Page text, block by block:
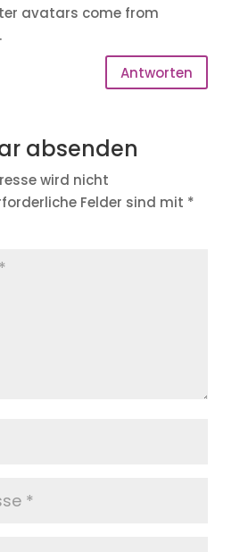
avatars come from
.
Antworten
absenden
wird nicht
Felder sind mit *